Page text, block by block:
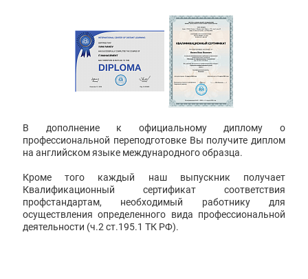
В дополнение к официальному диплому о
профессиональной переподготовке Вы получите диплом
на английском языке международного образца.
Кроме того каждый наш выпускник получает
Квалификационный сертификат соответствия
профстандартам, необходимый работнику для
осуществления определенного вида профессиональной
деятельности (ч.2 ст.195.1 ТК РФ).